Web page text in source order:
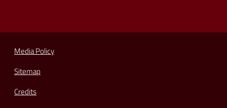
Media Policy
Sitemap
Credits